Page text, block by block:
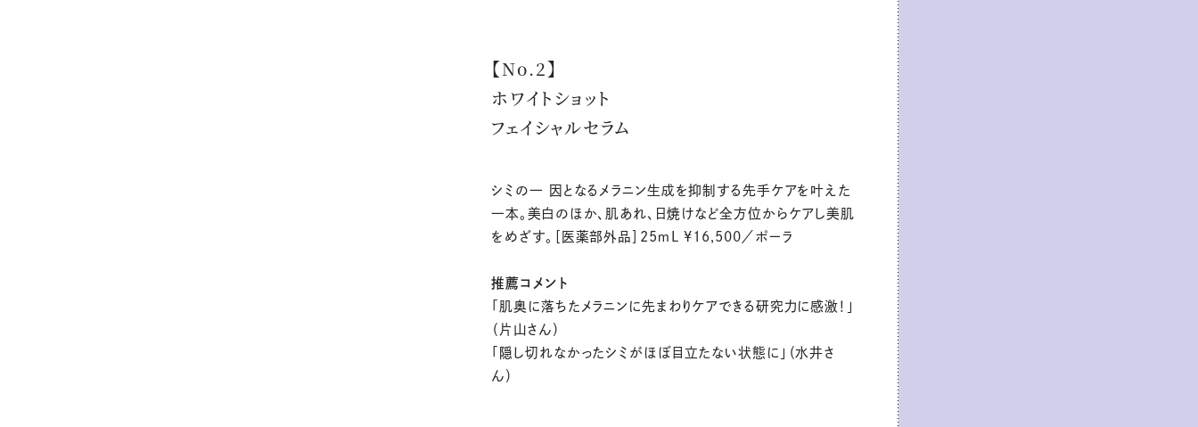
【No.2】
ホワイトショット
フェイシャルセラム
シミの一 因となるメラニン生成を抑制する先手ケアを叶えた
一本。美白のほか、肌あれ、日焼けなど全方位からケアし美肌
をめざす。［医薬部外品］25ｍL ¥16,500／ポーラ
推薦コメント
「肌奥に落ちたメラニンに先まわりケアできる研究力に感激！」
（片山さん）
「隠し切れなかったシミがほぼ目立たない状態に」（水井さ
ん）